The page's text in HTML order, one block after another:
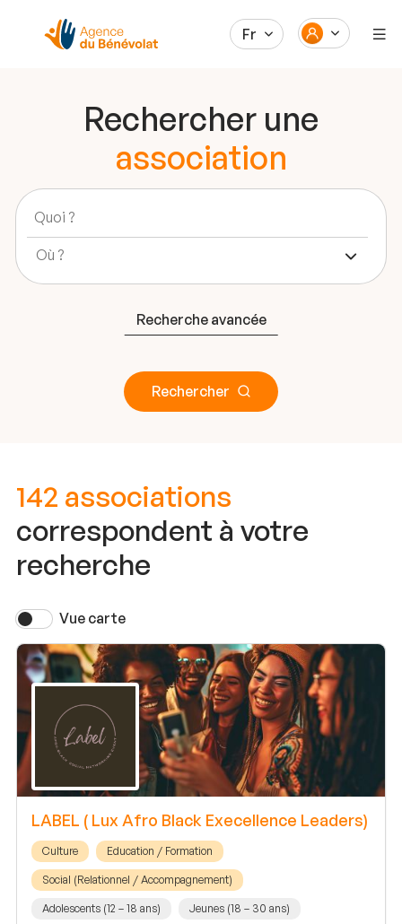
Fr
Rechercher une
association
Recherche avancée
Rechercher
142 associations
correspondent à votre
recherche
Vue carte
LABEL ( Lux Afro Black Execellence Leaders)
Culture Education / Formation
Social (Relationnel / Accompagnement)
Adolescents (12 – 18 ans) Jeunes (18 – 30 ans)